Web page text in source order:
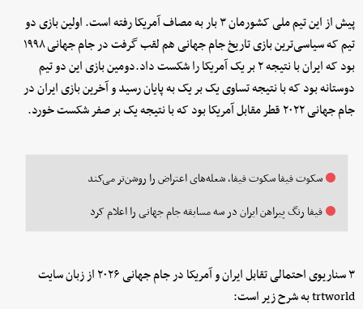
پیش از این تیم ملی کشورمان ۳ بار به مصاف آمریکا رفته است. اولین بازی دو
تیم که سیاسی‌ترین بازی تاریخ جام جهانی هم لقب گرفت در جام جهانی ۱۹۹۸
بود که ایران با نتیجه ۲ بر یک آمریکا را شکست داد.دومین بازی این دو تیم
دوستانه بود که با نتیجه تساوی یک بر یک به پایان رسید و آخرین بازی ایران در
جام جهانی ۲۰۲۲ قطر مقابل آمریکا بود که با نتیجه یک بر صفر شکست خورد.
سکوت فیفا سکوت فیفا، شعله‌های اعتراض را روشن‌تر می‌کند
فیفا رنگ پیراهن ایران در سه مسابقه جام جهانی را اعلام کرد
۳ سناریوی احتمالی تقابل ایران و آمریکا در جام جهانی ۲۰۲۶ از زبان سایت
trtworld به شرح زیر است: